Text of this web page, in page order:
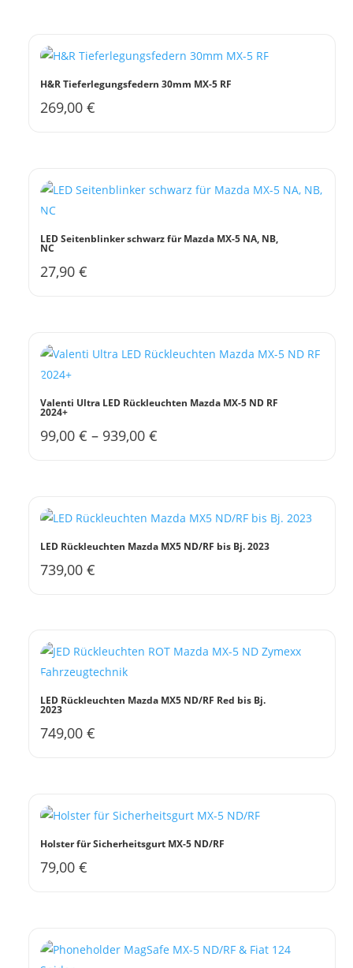
H&R Tieferlegungsfedern 30mm MX-5 RF
269,00€
Varianten
gewählt
LED Seitenblinker schwarz für Mazda MX-5 NA, NB,
NC
27,90€
Valenti Ultra LED Rückleuchten Mazda MX-5 ND RF
2024+
99,00€ – 939,00€
Varianten
Produktseite
werden
LED Rückleuchten Mazda MX5 ND/RF bis Bj. 2023
739,00€
LED Rückleuchten Mazda MX5 ND/RF Red bis Bj.
2023
749,00€
Holster für Sicherheitsgurt MX-5 ND/RF
79,00€